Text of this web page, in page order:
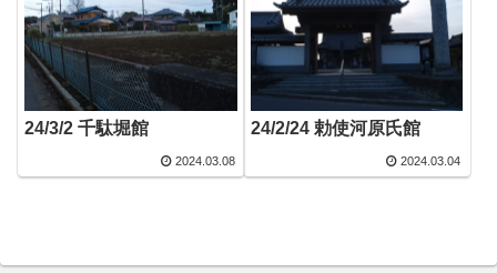
24/3/2 千駄堀館
2024.03.08
24/2/24 勅使河原氏館
2024.03.04